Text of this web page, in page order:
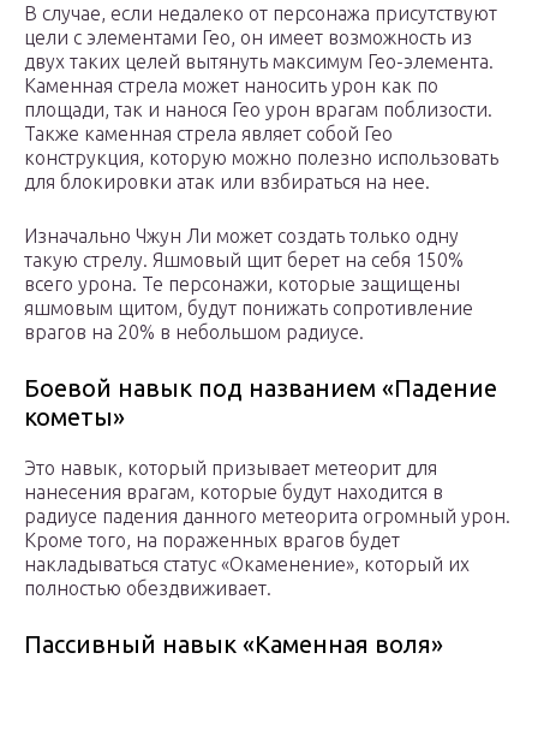
В случае, если недалеко от персонажа присутствуют
цели с элементами Гео, он имеет возможность из
двух таких целей вытянуть максимум Гео-элемента.
Каменная стрела может наносить урон как по
площади, так и нанося Гео урон врагам поблизости.
Также каменная стрела являет собой Гео
конструкция, которую можно полезно использовать
для блокировки атак или взбираться на нее.
Изначально Чжун Ли может создать только одну
такую стрелу. Яшмовый щит берет на себя 150%
всего урона. Те персонажи, которые защищены
яшмовым щитом, будут понижать сопротивление
врагов на 20% в небольшом радиусе.
Боевой навык под названием «Падение
кометы»
Это навык, который призывает метеорит для
нанесения врагам, которые будут находится в
радиусе падения данного метеорита огромный урон.
Кроме того, на пораженных врагов будет
накладываться статус «Окаменение», который их
полностью обездвиживает.
Пассивный навык «Каменная воля»